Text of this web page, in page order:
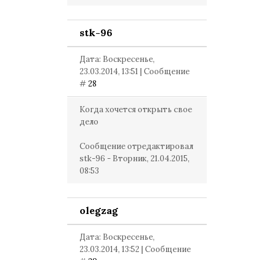
stk-96
Дата: Воскресенье,
23.03.2014, 13:51 | Сообщение
#28
Когда хочется открыть свое
дело
Сообщение отредактировал
stk-96 - Вторник, 21.04.2015,
08:53
olegzag
Дата: Воскресенье,
23.03.2014, 13:52 | Сообщение